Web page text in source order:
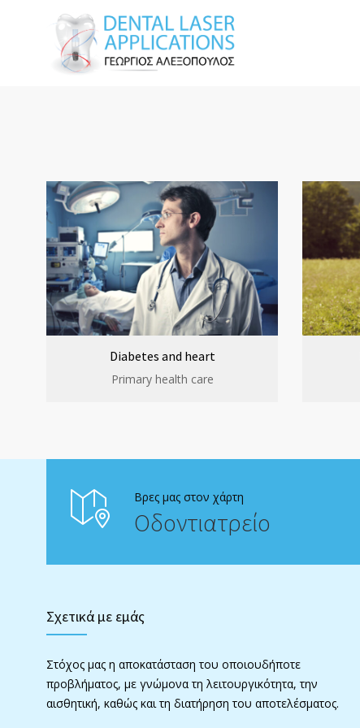
Diabetes and heart
Primary health care
Βρες μας στον χάρτη
Οδοντιατρείο
Σχετικά με εμάς
Στόχος μας η αποκατάσταση του οποιουδήποτε
προβλήματος, με γνώμονα τη λειτουργικότητα, την
αισθητική, καθώς και τη διατήρηση του αποτελέσματος.